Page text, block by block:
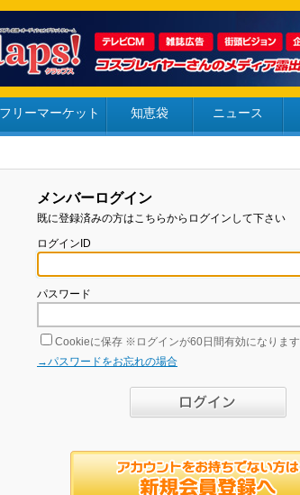
フリーマーケット 知恵袋 ニュース
メンバーログイン
既に登録済みの方はこちらからログインして下さい
ログインID
パスワード
Cookieに保存 ※ログインが60日間有効になります
→パスワードをお忘れの場合